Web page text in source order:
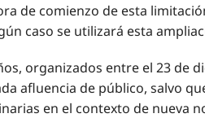
de comienzo de esta
caso se utilizará esta
organizados entre el 23
afluencia de público, salvo
en el contexto de nueva